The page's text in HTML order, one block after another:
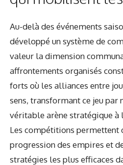
Au-delà des événements
développé un système de
valeur la dimension
affrontements organisés
forts où les alliances entre
sens, transformant ce jeu par
véritable arène stratégique à
Les compétitions permettent
progression des empires et
stratégies les plus efficaces